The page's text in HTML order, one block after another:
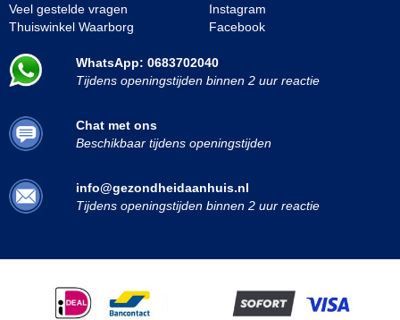
Veel gestelde vragen
Thuiswinkel Waarborg
Instagram
Facebook
WhatsApp: 0683702040
Tijdens openingstijden binnen 2 uur reactie
Chat met ons
Beschikbaar tijdens openingstijden
info@gezondheidaanhuis.nl
Tijdens openingstijden binnen 2 uur reactie